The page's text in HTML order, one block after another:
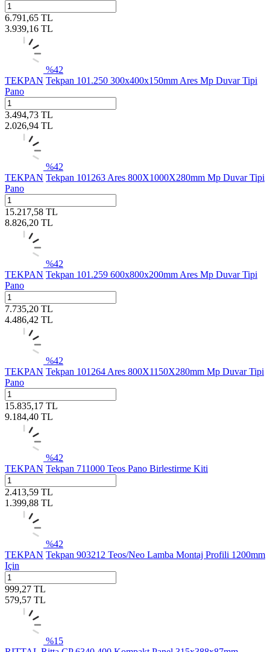
6.791,65 TL
3.939,16 TL
%42
TEKPAN Tekpan 101.250 300x400x150mm Ares Mp Duvar Tipi
Pano
3.494,73 TL
2.026,94 TL
%42
TEKPAN Tekpan 101263 Ares 800X1000X280mm Mp Duvar Tipi
Pano
15.217,58 TL
8.826,20 TL
%42
TEKPAN Tekpan 101.259 600x800x200mm Ares Mp Duvar Tipi
Pano
7.735,20 TL
4.486,42 TL
%42
TEKPAN Tekpan 101264 Ares 800X1150X280mm Mp Duvar Tipi
Pano
15.835,17 TL
9.184,40 TL
%42
TEKPAN Tekpan 711000 Teos Pano Birlestirme Kiti
2.413,59 TL
1.399,88 TL
%42
TEKPAN Tekpan 903212 Teos/Neo Lamba Montaj Profili 1200mm
Için
999,27 TL
579,57 TL
%15